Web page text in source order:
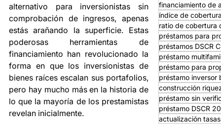
alternativo para inversionistas sin
comprobación de ingresos, apenas
estás arañando la superficie. Estas
poderosas herramientas de
financiamiento han revolucionado la
forma en que los inversionistas de
bienes raíces escalan sus portafolios,
pero hay mucho más en la historia de
lo que la mayoría de los prestamistas
revelan inicialmente.
financiamiento de
índice de
ratio de cobertura
préstamos para
préstamos DSCR
préstamo
préstamo para
préstamo inversor
construcción
préstamo sin
préstamo DSCR
actualización